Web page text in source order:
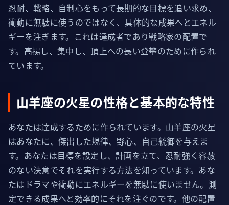
忍耐、戦略、自制心をもって長期的な目標を追い求め、
衝動に無駄に使うのではなく、具体的な成果へとエネル
ギーを注ぎます。これは達成者であり戦略家の配置で
す。高揚し、集中し、頂上への長い登攀のために作られ
ています。
山羊座の火星の性格と基本的な特性
あなたは達成するために作られています。山羊座の火星
はあなたに、傑出した規律、野心、自己統御を与えま
す。あなたは目標を設定し、計画を立て、忍耐強く容赦
のない決意でそれを実行する方法を知っています。あな
たはドラマや衝動にエネルギーを無駄に使いません。測
定できる成果へと効率的にそれを注ぐのです。他の配置